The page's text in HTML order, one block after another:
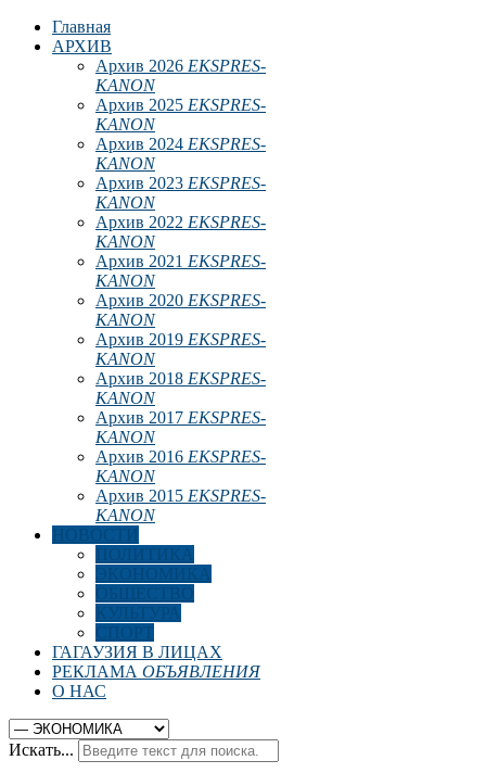
Главная
АРХИВ
Архив 2026 EKSPRES-
KANON
Архив 2025 EKSPRES-
KANON
Архив 2024 EKSPRES-
KANON
Архив 2023 EKSPRES-
KANON
Архив 2022 EKSPRES-
KANON
Архив 2021 EKSPRES-
KANON
Архив 2020 EKSPRES-
KANON
Архив 2019 EKSPRES-
KANON
Архив 2018 EKSPRES-
KANON
Архив 2017 EKSPRES-
KANON
Архив 2016 EKSPRES-
KANON
Архив 2015 EKSPRES-
KANON
НОВОСТИ
ПОЛИТИКА
ЭКОНОМИКА
ОБЩЕСТВО
КУЛЬТУРА
СПОРТ
ГАГАУЗИЯ В ЛИЦАХ
РЕКЛАМА ОБЪЯВЛЕНИЯ
О НАС
Искать...